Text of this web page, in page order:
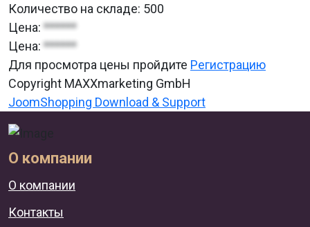
Количество на складе: 500
Цена:******
Цена:******
Для просмотра цены пройдите Регистрацию
Copyright MAXXmarketing GmbH
JoomShopping Download & Support
О компании
О компании
Контакты